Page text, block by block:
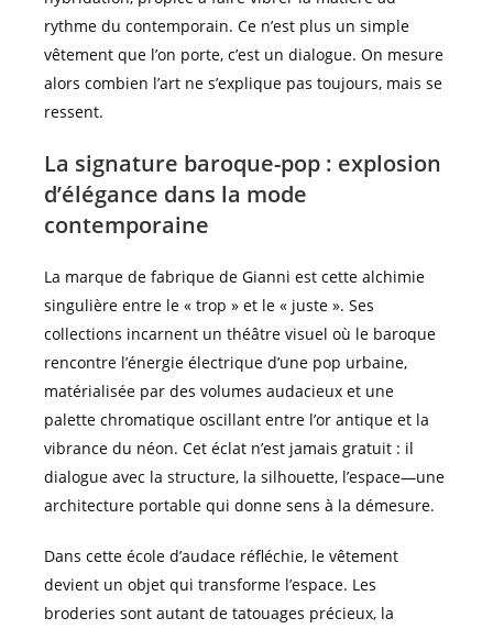
rythme du contemporain. Ce n’est plus un simple
vêtement que l’on porte, c’est un dialogue. On mesure
alors combien l’art ne s’explique pas toujours, mais se
ressent.
La signature baroque-pop : explosion
d’élégance dans la mode
contemporaine
La marque de fabrique de Gianni est cette alchimie
singulière entre le « trop » et le « juste ». Ses
collections incarnent un théâtre visuel où le baroque
rencontre l’énergie électrique d’une pop urbaine,
matérialisée par des volumes audacieux et une
palette chromatique oscillant entre l’or antique et la
vibrance du néon. Cet éclat n’est jamais gratuit : il
dialogue avec la structure, la silhouette, l’espace—une
architecture portable qui donne sens à la démesure.
Dans cette école d’audace réfléchie, le vêtement
devient un objet qui transforme l’espace. Les
broderies sont autant de tatouages précieux, la